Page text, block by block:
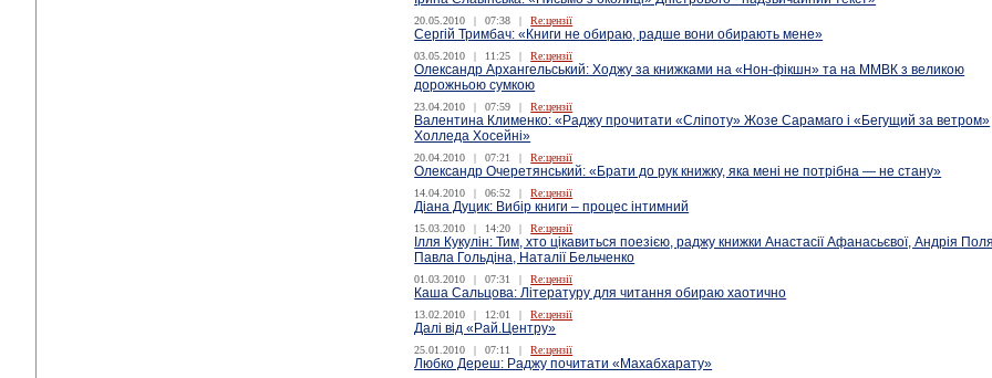
20.05.2010 | 07:38 | Re:цензії
Сергій Тримбач: «Книги не обираю, радше вони обирають мене»
03.05.2010 | 11:25 | Re:цензії
Олександр Архангельський: Ходжу за книжками на «Нон-фікшн» та на ММВК з великою
дорожньою сумкою
23.04.2010 | 07:59 | Re:цензії
Валентина Клименко: «Раджу прочитати «Сліпоту» Жозе Сарамаго і «Бегущий за ветром»
Холледа Хосейні»
20.04.2010 | 07:21 | Re:цензії
Олександр Очеретянський: «Брати до рук книжку, яка мені не потрібна — не стану»
14.04.2010 | 06:52 | Re:цензії
Діана Дуцик: Вибір книги – процес інтимний
15.03.2010 | 14:20 | Re:цензії
Ілля Кукулін: Тим, хто цікавиться поезією, раджу книжки Анастасії Афанасьєвої, Андрія
Павла Гольдіна, Наталії Бельченко
01.03.2010 | 07:31 | Re:цензії
Каша Сальцова: Літературу для читання обираю хаотично
13.02.2010 | 12:01 | Re:цензії
Далі від «Рай.Центру»
25.01.2010 | 07:11 | Re:цензії
Любко Дереш: Раджу почитати «Махабхарату»